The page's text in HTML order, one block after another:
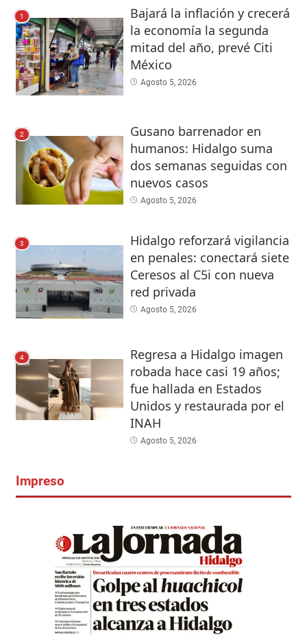
1
Bajará la inflación y crecerá
la economía la segunda
mitad del año, prevé Citi
México
Agosto 5, 2026
2
Gusano barrenador en
humanos: Hidalgo suma
dos semanas seguidas con
nuevos casos
Agosto 5, 2026
3
Hidalgo reforzará vigilancia
en penales: conectará siete
Ceresos al C5i con nueva
red privada
Agosto 5, 2026
4
Regresa a Hidalgo imagen
robada hace casi 19 años;
fue hallada en Estados
Unidos y restaurada por el
INAH
Agosto 5, 2026
Impreso